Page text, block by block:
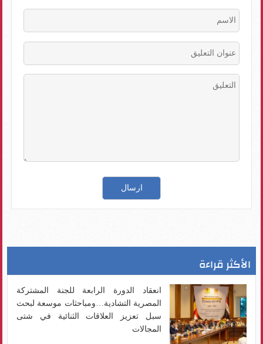
الأكثر قراءة
انعقاد الدورة الرابعة للجنة المشتركة
المصرية التشادية…ومباحثات موسعة لبحث
سبل تعزيز العلاقات الثنائية في شتى
المجالات